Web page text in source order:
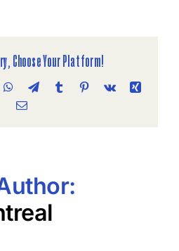
Choose Your Platform!
WhatsApp
TelegramTumblr Pinterest
Vk
Xing
Email